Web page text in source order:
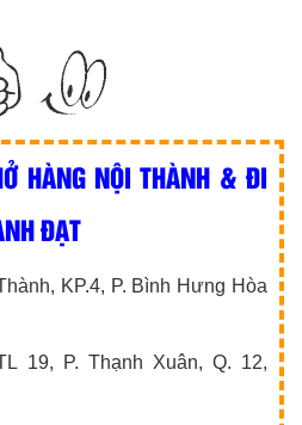
HÀNG NỘI THÀNH & ĐI
ĐẠT
KP.4, P. Bình Hưng Hòa
19, P. Thạnh Xuân, Q. 12,